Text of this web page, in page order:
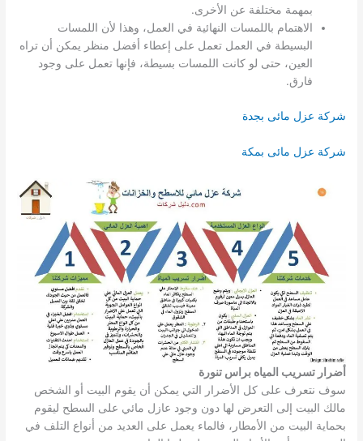
بمهمة مختلفة عن الأخرى.
الاهتمام باللمسات النهائية في العمل، وهذا لأن اللمسات
البسيطة في العمل تعمل على إعطاء أفضل منظر يمكن أن تراه
العين، حتى لو كانت اللمسات بسيطة، فإنها تعمل على وجود
فارق.
شركة عزل مائى بجدة
شركة عزل مائى بمكة
أضرار تسريب المياه براس تنورة
سوف نتعرف على كل الأضرار التي يمكن أن يقوم البيت أو الشخص
مالك البيت إلى التعرض لها دون وجود عازل مائي على السطح ليقوم
بحماية البيت من الأمطار، فالماء يعمل على العديد من أنواع التلف في